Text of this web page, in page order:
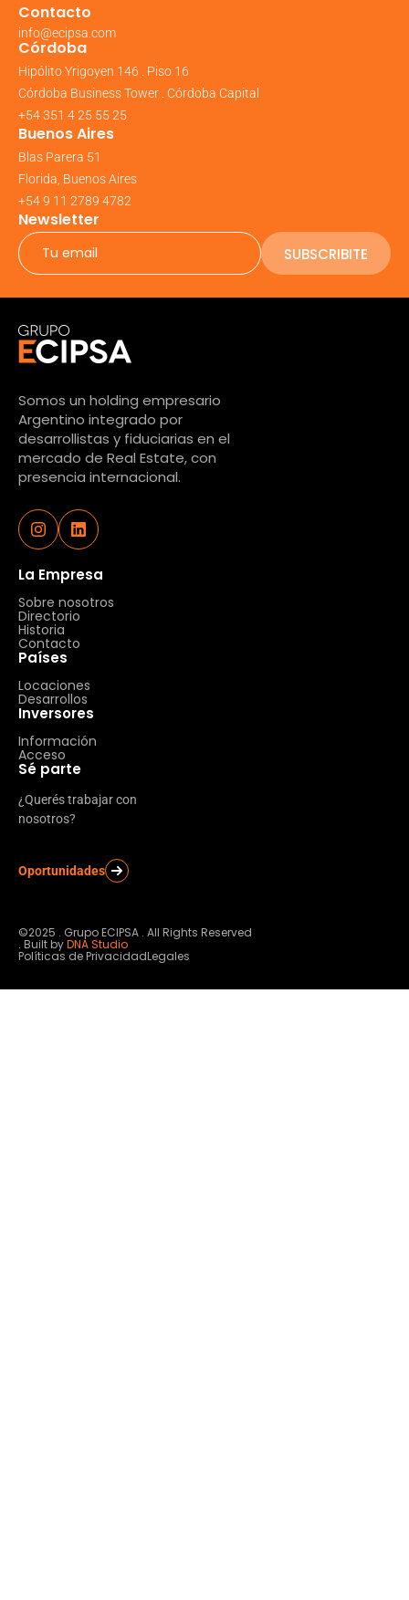
Contacto
info@ecipsa.com
Córdoba
Hipólito Yrigoyen 146 . Piso 16
Córdoba Business Tower . Córdoba Capital
+54 351 4 25 55 25
Buenos Aires
Blas Parera 51
Florida, Buenos Aires
+54 9 11 2789 4782
Newsletter
SUBSCRIBITE
Somos un holding empresario
Argentino integrado por
desarrollistas y fiduciarias en el
mercado de Real Estate, con
presencia internacional.
La Empresa
Sobre nosotros
Directorio
Historia
Contacto
Países
Locaciones
Desarrollos
Inversores
Información
Acceso
Sé parte
¿Querés trabajar con
nosotros?
Oportunidades
©2025 . Grupo ECIPSA . All Rights Reserved
. Built byDNA Studio
Políticas de PrivacidadLegales